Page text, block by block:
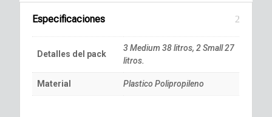
Especificaciones
Detalles del pack
3 Medium 38 litros, 2 Small 27
litros.
Material Plastico Polipropileno